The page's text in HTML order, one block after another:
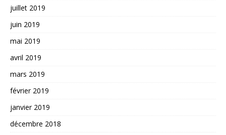
juillet 2019
juin 2019
mai 2019
avril 2019
mars 2019
février 2019
janvier 2019
décembre 2018